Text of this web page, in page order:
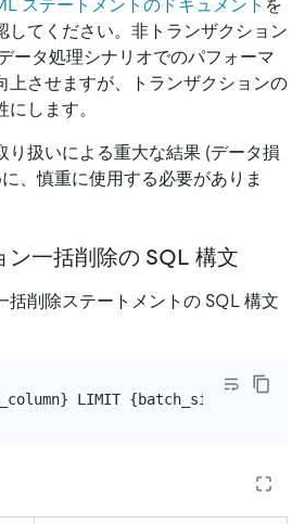
ステートメントのドキュメント を
してください。非トランザクション
ータ処理シナリオでのパフォーマ
上させますが、トランザクションの
します。
り扱いによる重大な結果 (データ損
、慎重に使用する必要がありま
ン一括削除の SQL 構文
括削除ステートメントの SQL 構文